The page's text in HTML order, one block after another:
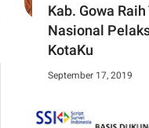
Kab. Gowa
Nasional
KotaKu
September 17, 2019